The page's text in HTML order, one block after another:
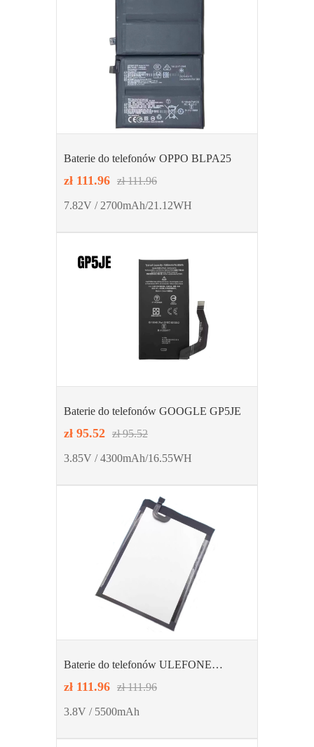
Baterie do telefonów OPPO BLPA25
zł 111.96 zł 111.96
7.82V / 2700mAh/21.12WH
Baterie do telefonów GOOGLE GP5JE
zł 95.52 zł 95.52
3.85V / 4300mAh/16.55WH
Baterie do telefonów ULEFONE
zł 111.96 zł 111.96
3.8V / 5500mAh